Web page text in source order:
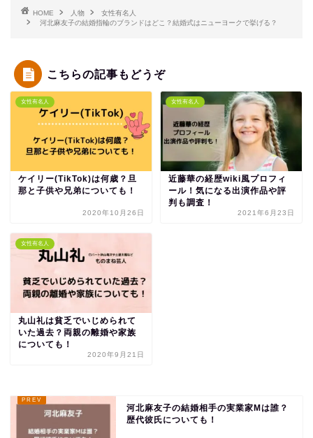
HOME 人物
女性有名人
河北麻友子の結婚指輪のブランドはどこ？結婚式はニューヨークで挙げる？
こちらの記事もどうぞ
女性有名人
ケイリー(TikTok)は何歳？旦
那と子供や兄弟についても！
2020年10月26日
女性有名人
近藤華の経歴wiki風プロフィ
ール！気になる出演作品や評
判も調査！
2021年6月23日
女性有名人
丸山礼は貧乏でいじめられて
いた過去？両親の離婚や家族
についても！
2020年9月21日
河北麻友子の結婚相手の実業家Mは誰？
歴代彼氏についても！